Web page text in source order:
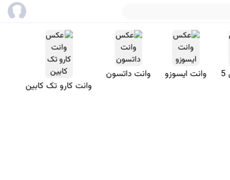
وانت ایسوزو وانت داتسون
وانت کارو تک کابین